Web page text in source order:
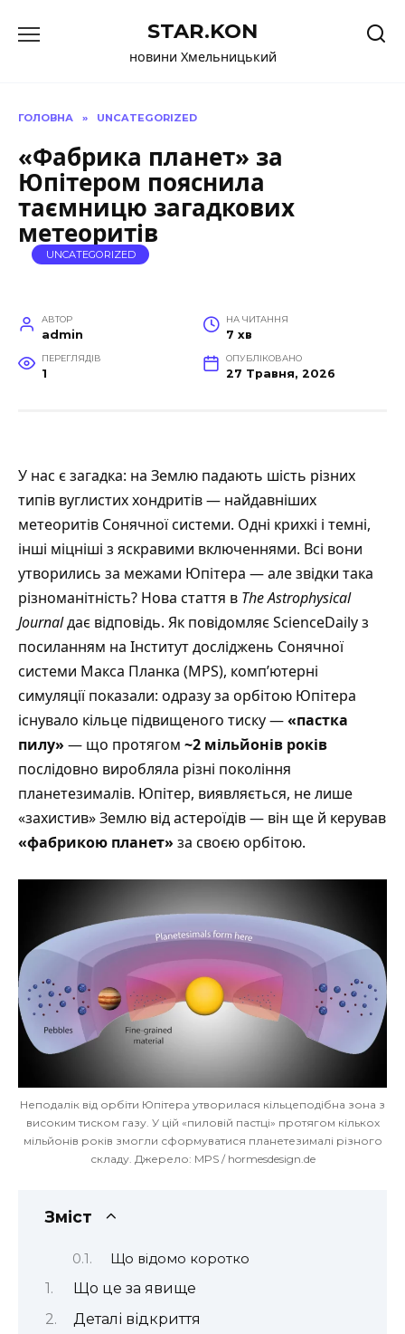
до
STAR.KON
новини Хмельницький
ГОЛОВНА » UNCATEGORIZED
«Фабрика планет» за
Юпітером пояснила
таємницю загадкових
метеоритів
UNCATEGORIZED
АВТОР
admin
НА ЧИТАННЯ
7 хв
ПЕРЕГЛЯДІВ
1
ОПУБЛІКОВАНО
27 Травня, 2026
У нас є загадка: на Землю падають шість різних
типів вуглистих хондритів — найдавніших
метеоритів Сонячної системи. Одні крихкі і темні,
інші міцніші з яскравими включеннями. Всі вони
утворились за межами Юпітера — але звідки така
різноманітність? Нова стаття в The Astrophysical
Journalдає відповідь. Як повідомляє ScienceDailyз
посиланням на Інститут досліджень Сонячної
системи Макса Планка (MPS), комп’ютерні
симуляції показали: одразу за орбітою Юпітера
існувало кільце підвищеного тиску —«пастка
пилу» — що протягом ~2 мільйонів років
послідовно виробляла різні покоління
планетезималів. Юпітер, виявляється, не лише
«захистив» Землю від астероїдів — він ще й керував
«фабрикою планет» за своєю орбітою.
Неподалік від орбіти Юпітера утворилася кільцеподібна зона з
високим тиском газу. У цій «пиловій пастці» протягом кількох
мільйонів років змогли сформуватися планетезималі різного
складу. Джерело: MPS / hormesdesign.de
Зміст
Що відомо коротко
Що це за явище
Деталі відкриття